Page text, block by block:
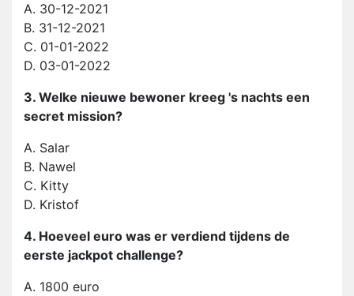
A. 30-12-2021
B. 31-12-2021
C. 01-01-2022
D. 03-01-2022
3. Welke nieuwe bewoner kreeg 's nachts een
secret mission?
A. Salar
B. Nawel
C. Kitty
D. Kristof
4. Hoeveel euro was er verdiend tijdens de
eerste jackpot challenge?
A. 1800 euro